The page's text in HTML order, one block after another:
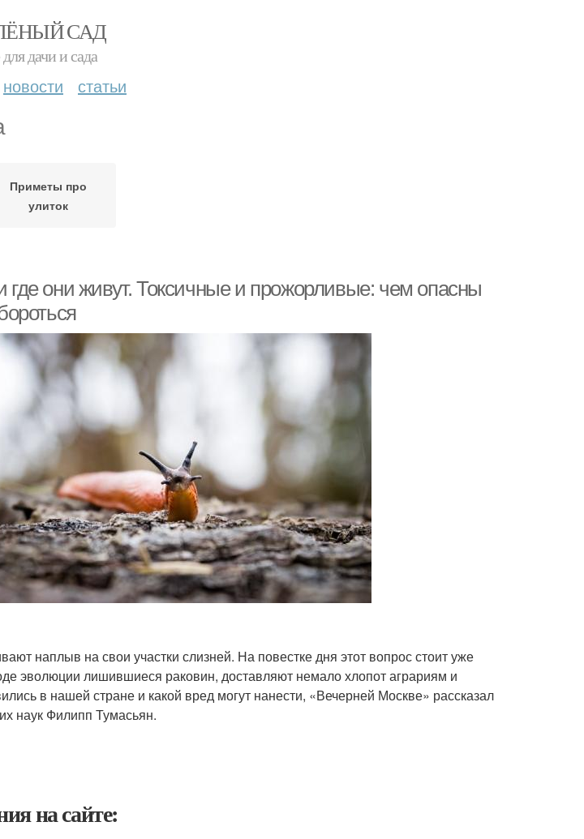
САД
для дачи и сада
новости статьи
Приметы про
улиток
они живут. Токсичные и прожорливые: чем опасны
наплыв на свои участки слизней. На повестке дня этот вопрос стоит уже
эволюции лишившиеся раковин, доставляют немало хлопот аграриям и
в нашей стране и какой вред могут нанести, «Вечерней Москве» рассказал
наук Филипп Тумасьян.
на сайте: